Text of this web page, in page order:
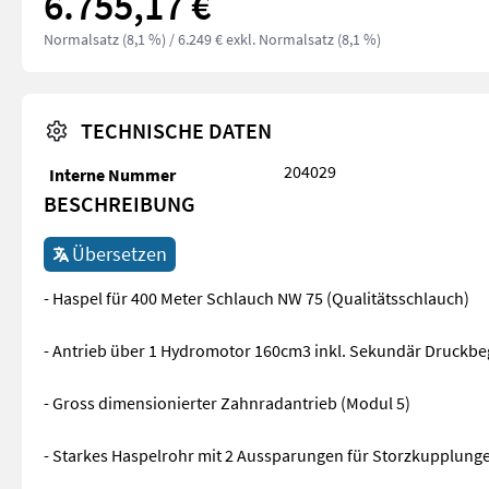
Normalsatz (8,1 %) / 6.249 € exkl. Normalsatz (8,1 %)
TECHNISCHE DATEN
Interne Nummer 204029
BESCHREIBUNG
Übersetzen
- Haspel für 400 Meter Schlauch NW 75 (Qualitätsschlauch)
- Antrieb über 1 Hydromotor 160cm3 inkl. Sekundär
- Gross dimensionierter Zahnradantrieb (Modul 5)
- Starkes Haspelrohr mit 2 Aussparungen für